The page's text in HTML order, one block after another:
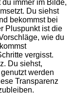
immer im Bilde,
Du siehst
bekommst bei
Pluspunkt ist die
wie du
vergisst.
Du siehst,
werden
Transparenz